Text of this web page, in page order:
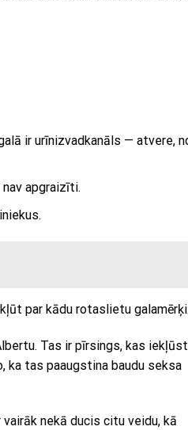
ir urīnizvadkanāls — atvere,
apgraizīti.
par kādu rotaslietu galamērķi.
Tas ir pīrsings, kas iekļūst
ka tas paaugstina baudu seksa
nekā ducis citu veidu, kā